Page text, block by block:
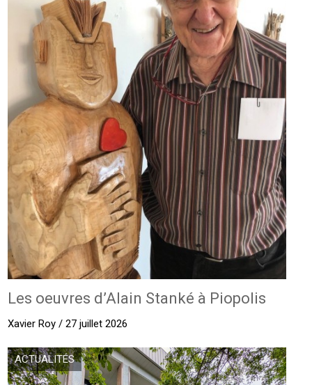
Les oeuvres d’Alain Stanké à Piopolis
Xavier Roy / 27 juillet 2026
ACTUALITÉS